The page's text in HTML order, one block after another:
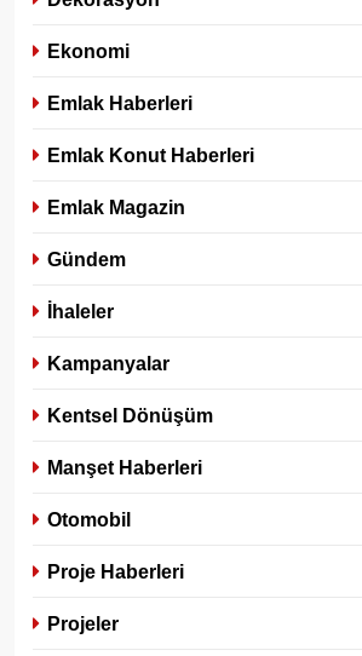
Ekonomi
Emlak Haberleri
Emlak Konut Haberleri
Emlak Magazin
Gündem
İhaleler
Kampanyalar
Kentsel Dönüşüm
Manşet Haberleri
Otomobil
Proje Haberleri
Projeler